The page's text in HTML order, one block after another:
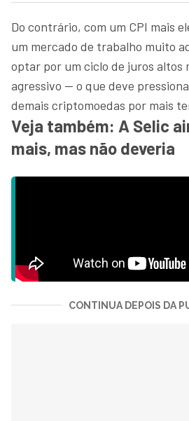
Do contrário, com um CPI mais
um mercado de trabalho muito
optar por um ciclo de juros altos
agressivo — o que deve
demais criptomoedas por mais
Veja também: A Selic
mais, mas não deveria
CONTINUA DEPOIS DA